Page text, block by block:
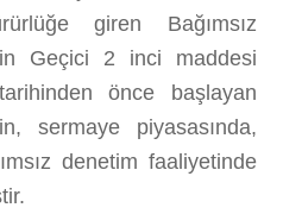
giren Bağımsız
Geçici 2 inci maddesi
önce başlayan
sermaye piyasasında,
denetim faaliyetinde